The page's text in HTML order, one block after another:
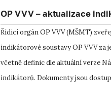
OP VVV – aktualizace
Řídicí orgán OP VVV (MŠMT)
indikátorové soustavy OP VVV za
včetně definic dle aktuální verze
indikátorů. Dokumenty jsou